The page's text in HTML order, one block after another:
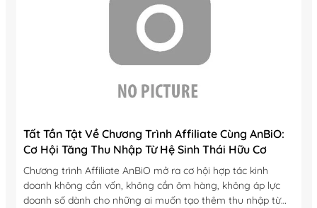
Tất Tần Tật Về Chương Trình Affiliate Cùng AnBiO:
Cơ Hội Tăng Thu Nhập Từ Hệ Sinh Thái Hữu Cơ
Chương trình Affiliate AnBiO mở ra cơ hội hợp tác kinh
doanh không cần vốn, không cần ôm hàng, không áp lực
doanh số dành cho những ai muốn tạo thêm thu nhập từ